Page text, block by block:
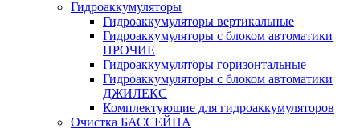
Гидроаккумуляторы
Гидроаккумуляторы вертикальные
Гидроаккумуляторы с блоком автоматики
ПРОЧИЕ
Гидроаккумуляторы горизонтальные
Гидроаккумуляторы с блоком автоматики
ДЖИЛЕКС
Комплектующие для гидроаккумуляторов
Очистка БАССЕЙНА